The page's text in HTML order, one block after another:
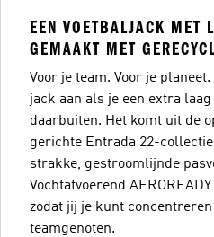
EEN VOETBALJACK MET
GEMAAKT MET
Voor je team. Voor je
jack aan als je een extra
daarbuiten. Het komt uit de
gerichte Entrada 22-
strakke, gestroomlijnde
Vochtafvoerend
zodat jij je kunt
teamgenoten.